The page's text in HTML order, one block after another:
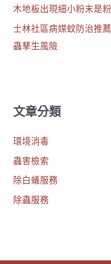
木地板出現細小粉末是
士林社區病媒蚊防治推
蟲孳生風險
文章分類
環境消毒
蟲害檢索
除白蟻服務
除蟲服務